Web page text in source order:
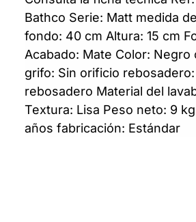
Bathco Serie: Matt medida
fondo: 40 cm Altura: 15 cm
Acabado: Mate Color: Negro
grifo: Sin orificio rebosadero:
rebosadero Material del
Textura: Lisa Peso neto: 9
años fabricación: Estándar